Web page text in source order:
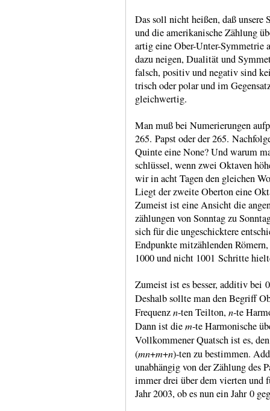
Das soll nicht heißen, daß
und die ame­ri­kanische Zählung
artig eine Ober-​Unter-​Sym­me­trie
dazu neigen, Dua­lität und
falsch, positiv und negativ sind
trisch oder polar und im
gleich­wertig.
Man muß bei Numerierungen
265. Papst oder der 265.
Quinte eine None? Und warum
schlüs­sel, wenn zwei Oktaven
wir in acht Tagen den gleichen
Liegt der zweite Oberton eine
Zumeist ist eine Ansicht die
zählun­gen von Sonntag zu
sich für die unge­schick­tere
End­punkte mit­zählen­den
1000 und nicht 1001 Schritte
Zumeist ist es besser, additiv
Deshalb sollte man den Begriff
Frequenzn‑ten Teilton, n‑te
Dann ist diem‑te Harmo­nische
Voll­komme­ner Quatsch ist es,
(mn+m+n)‑ten zu bestim­men.
unab­hängig von der Zählung des
immer drei über dem vierten und
Jahr 2003, ob es nun ein Jahr 0